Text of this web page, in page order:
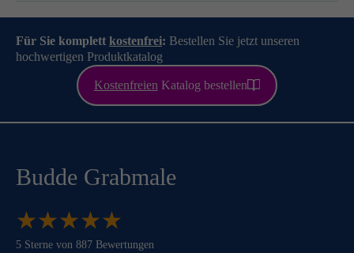
Für Sie komplett kostenfrei: Bestellen Sie jetzt unseren
hochwertigen Produktkatalog
Kostenfreien Katalog bestellen
Budde Grabmale
★★★★★
★★★★★
5 Sterne von 887 Bewertungen